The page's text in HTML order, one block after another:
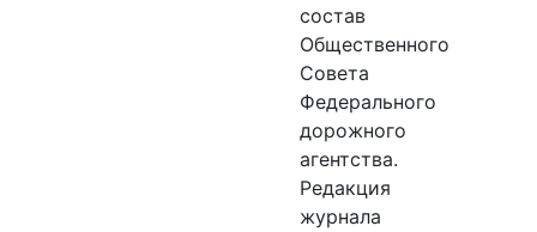
состав
Общественного
Совета
Федерального
дорожного
агентства.
Редакция
журнала